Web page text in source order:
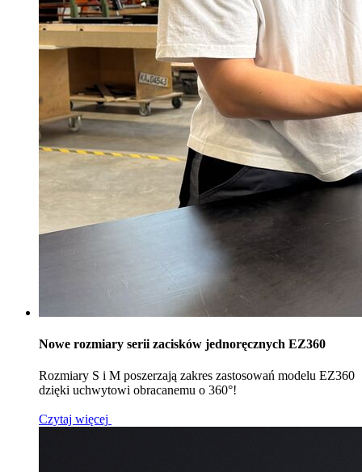
Nowe rozmiary serii zacisków jednoręcznych EZ360
Rozmiary S i M poszerzają zakres zastosowań modelu EZ360
dzięki uchwytowi obracanemu o 360°!
Czytaj więcej